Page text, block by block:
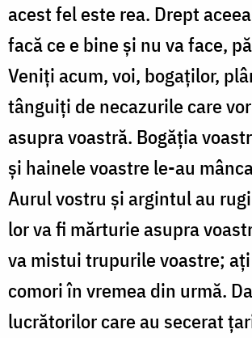
acest fel este rea. Drept
facă ce e bine și nu va face,
Veniți acum, voi, bogaților,
tânguiți de necazurile care
asupra voastră. Bogăția
și hainele voastre le-au
Aurul vostru și argintul au
lor va fi mărturie asupra
va mistui trupurile voastre;
comori în vremea din urmă.
lucrătorilor care au secerat